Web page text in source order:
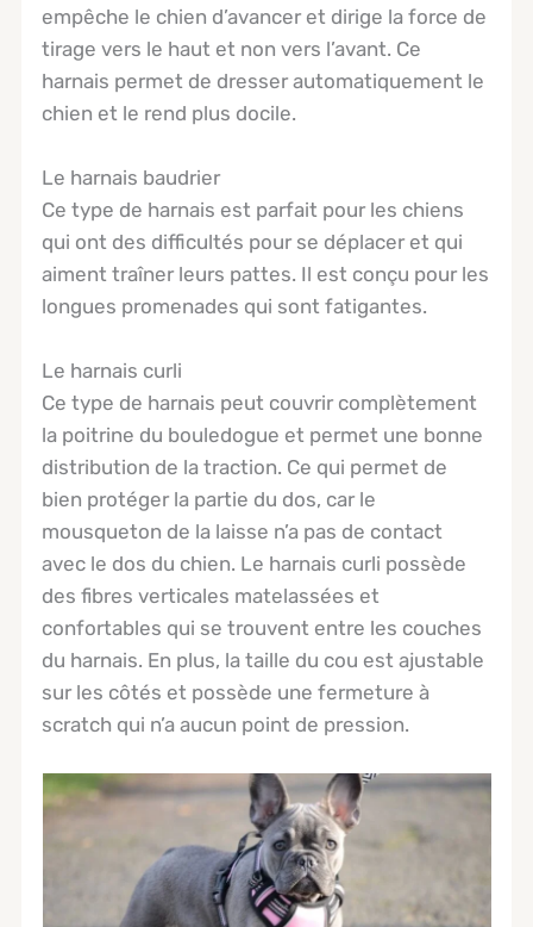
empêche le chien d’avancer et dirige la force de
tirage vers le haut et non vers l’avant. Ce
harnais permet de dresser automatiquement le
chien et le rend plus docile.
Le harnais baudrier
Ce type de harnais est parfait pour les chiens
qui ont des difficultés pour se déplacer et qui
aiment traîner leurs pattes. Il est conçu pour les
longues promenades qui sont fatigantes.
Le harnais curli
Ce type de harnais peut couvrir complètement
la poitrine du bouledogue et permet une bonne
distribution de la traction. Ce qui permet de
bien protéger la partie du dos, car le
mousqueton de la laisse n’a pas de contact
avec le dos du chien. Le harnais curli possède
des fibres verticales matelassées et
confortables qui se trouvent entre les couches
du harnais. En plus, la taille du cou est ajustable
sur les côtés et possède une fermeture à
scratch qui n’a aucun point de pression.